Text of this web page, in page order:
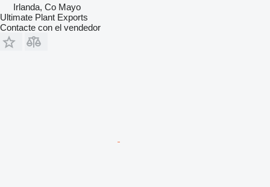
Irlanda, Co Mayo
Ultimate Plant Exports
Contacte con el vendedor